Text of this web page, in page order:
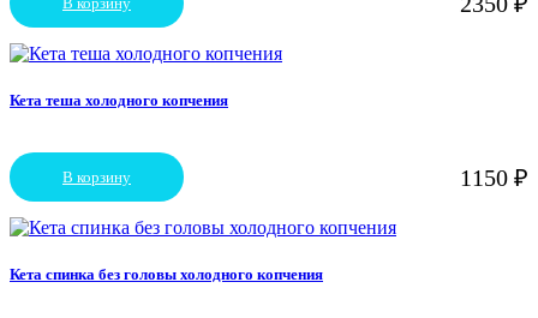
Кета теша холодного копчения
1150 ₽
В корзину
Кета спинка без головы холодного копчения